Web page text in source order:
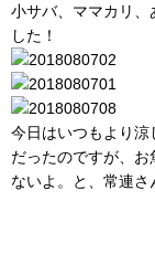
小サバ、ママカリ、
した！
今日はいつもより涼
だったのですが、
ないよ。と、常連さ